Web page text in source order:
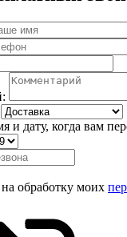
и дату, когда вам
обработку моих